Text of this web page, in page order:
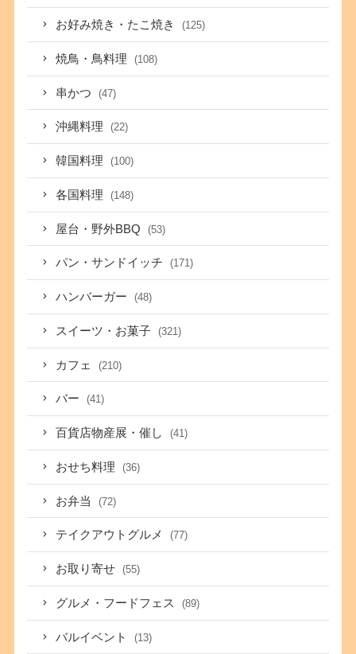
お好み焼き・たこ焼き (125)
焼鳥・鳥料理 (108)
串かつ (47)
沖縄料理 (22)
韓国料理 (100)
各国料理 (148)
屋台・野外BBQ (53)
パン・サンドイッチ (171)
ハンバーガー (48)
スイーツ・お菓子 (321)
カフェ (210)
バー (41)
百貨店物産展・催し (41)
おせち料理 (36)
お弁当 (72)
テイクアウトグルメ (77)
お取り寄せ (55)
グルメ・フードフェス (89)
バルイベント (13)